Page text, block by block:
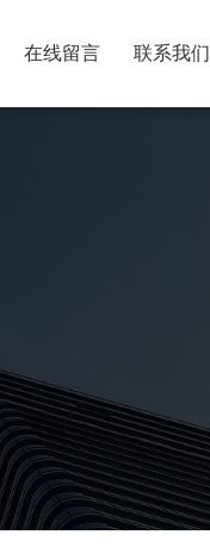
在线留言 联系我们